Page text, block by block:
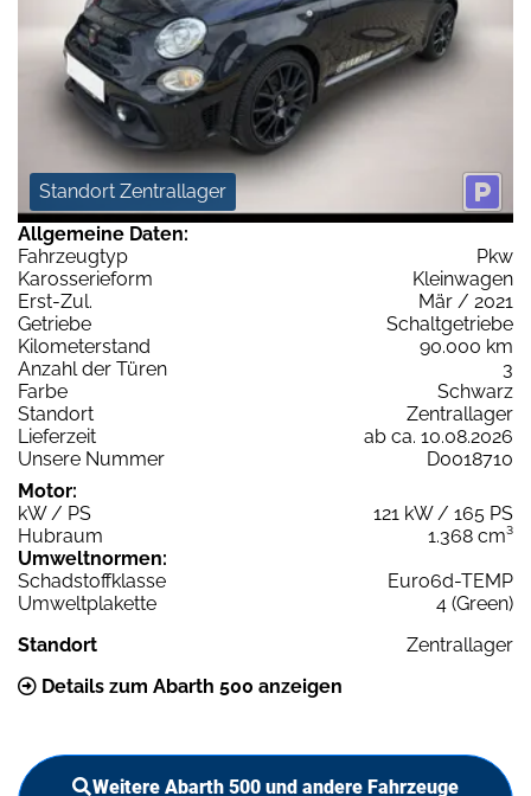
Standort Zentrallager
Allgemeine Daten:
Fahrzeugtyp
Pkw
Karosserieform
Kleinwagen
Erst-Zul.
Mär / 2021
Getriebe
Schaltgetriebe
Kilometerstand
90.000 km
Anzahl der Türen
3
Farbe
Schwarz
Standort
Zentrallager
Lieferzeit
ab ca. 10.08.2026
Unsere Nummer
D0018710
Motor:
kW / PS
121 kW / 165 PS
Hubraum
1.368 cm³
Umweltnormen:
Schadstoffklasse
Euro6d-TEMP
Umweltplakette
4 (Green)
Standort
Zentrallager
Details zum Abarth 500 anzeigen
Weitere Abarth 500 und andere Fahrzeuge